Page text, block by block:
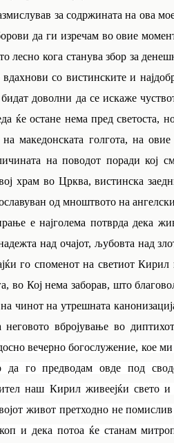
за содржината на ова мое
да ги изречам во овие
лесно кога станува збор за
вдахнови со вистинските и
доволни да се искаже
ќе остане нема пред
македонската голгота, на
на поводот поради кој
храм во Црква, вистинска
од мноштвото на
е најголема потврда дека
над очајот, љубовта над
го споменот на светиот
во Кој нема заборав, што
чинот на утрешната
вбројување во диптихот
вечерно богослужение, кое
го предводам овде под
наш Кирил живеејќи свето
живот претходно не
и дека потоа ќе станам